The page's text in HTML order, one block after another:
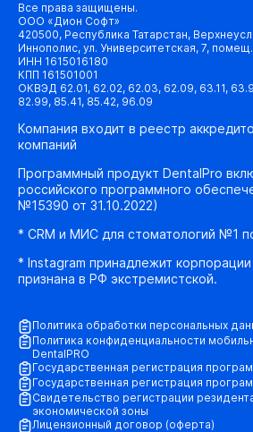
Все права защищены.
ООО «Дион Софт»
420500, Республика Татарстан,
Иннополис, ул. Университетская, 7,
ИНН 1615016180
КПП 161501001
ОКВЭД 62.01, 62.02, 62.03, 62.09, 63.11,
82.99, 85.41, 85.42, 96.09
Компания входит в реестр
компаний
Программный продукт DentalPro
российского программного
№15390 от 31.10.2022)
* CRM и МИС для стоматологий №1
* Instagram принадлежит
признана в РФ экстремистской.
Политика обработки персональных
Политика конфиденциальности
DentalPRO
Государственная регистрация
Государственная регистрация
Свидетельство регистрации
экономической зоны
Лицензионный договор (оферта)